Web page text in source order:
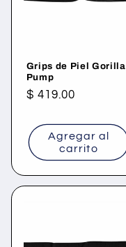
Grips de Piel Gorilla
Pump
Precio
$ 419.00
Agregar al
carrito